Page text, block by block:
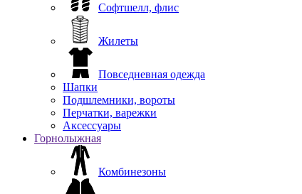
Софтшелл, флис
Жилеты
Повседневная одежда
Шапки
Подшлемники, вороты
Перчатки, варежки
Аксессуары
Горнолыжная
Комбинезоны